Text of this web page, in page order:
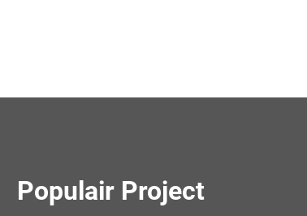
Populair Project